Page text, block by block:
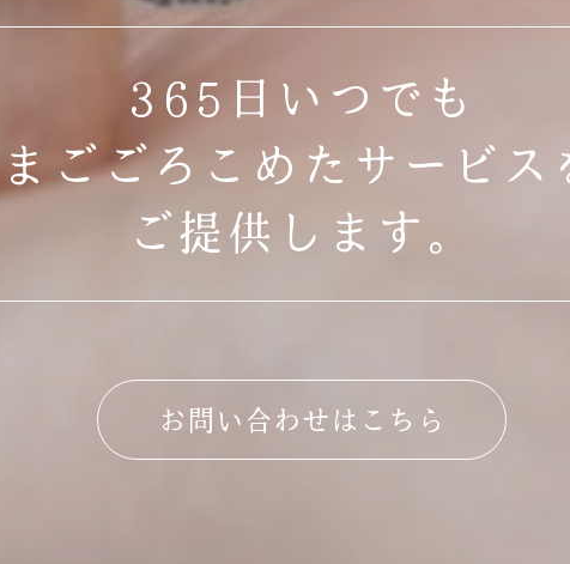
365日いつでも
まごごろこめたサービス
ご提供します。
お問い合わせはこちら